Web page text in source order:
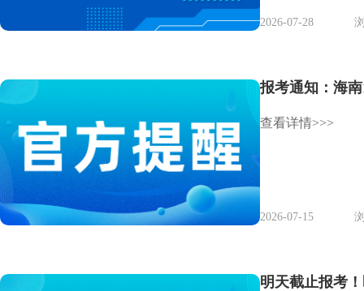
2026-07-28
报考通知：海
查看详情>>>
2026-07-15
明天截止报考